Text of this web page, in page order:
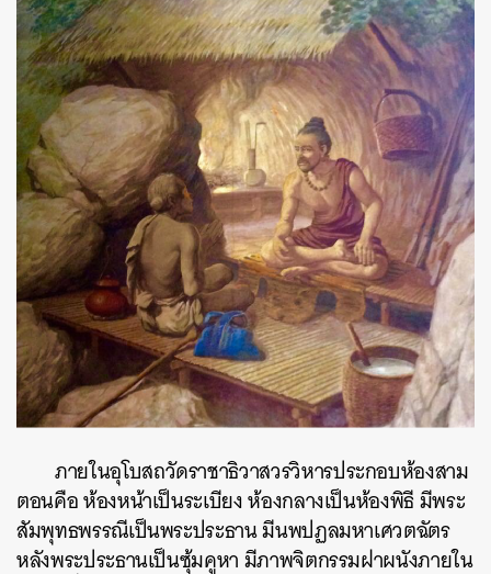
ภายในอุโบสถวัดราชาธิวาสวรวิหารประกอบห้องสาม
ตอนคือ ห้องหน้าเป็นระเบียง ห้องกลางเป็นห้องพิธี มีพระ
สัมพุทธพรรณีเป็นพระประธาน มีนพปฏลมหาเศวตฉัตร
หลังพระประธานเป็นซุ้มคูหา มีภาพจิตกรรมฝาผนังภายใน